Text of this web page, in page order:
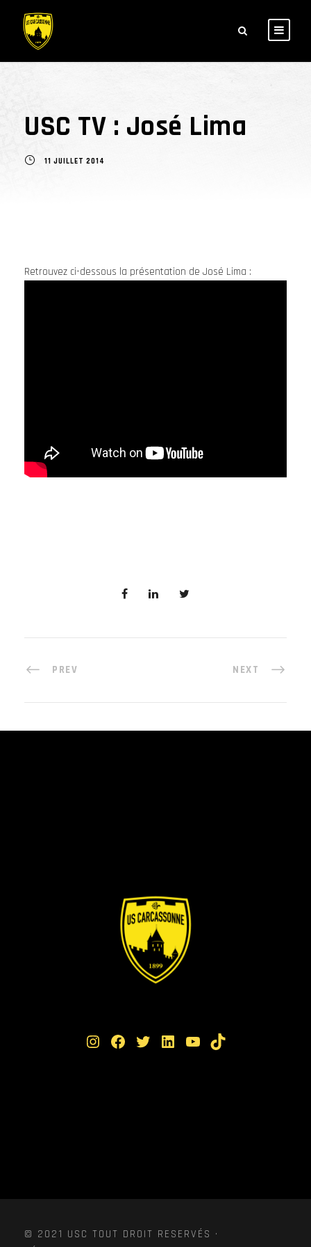
USC TV : José Lima
11 JUILLET 2014
Retrouvez ci-dessous la présentation de José Lima :
PREV NEXT
Instagram Facebook Twitter LinkedIn YouTube TikTok
© 2021 USC TOUT DROIT RESERVÉS ·